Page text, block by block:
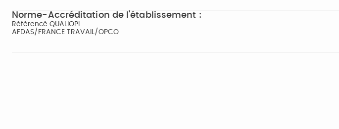
Norme-Accréditation de l'établissement :
Référencé QUALIOPI
AFDAS/FRANCE TRAVAIL/OPCO